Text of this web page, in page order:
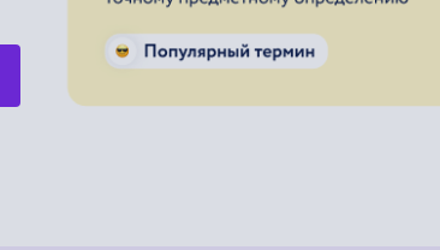
(имя прил.) качественно-
типа)